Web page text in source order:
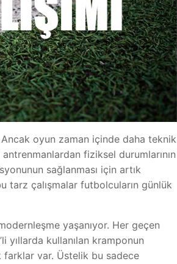
oyun zaman içinde daha teknik
fiziksel durumlarının
sağlanması için artık
tarz çalışmalar futbolcuların günlük
yaşanıyor. Her geçen
yıllarda kullanılan kramponun
farklar var. Üstelik bu sadece